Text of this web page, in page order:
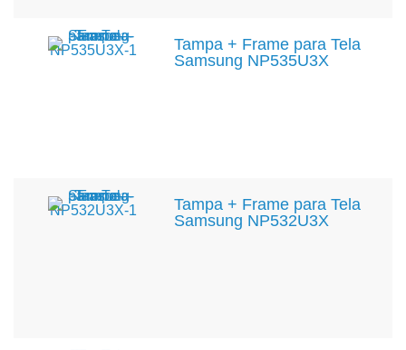
Tampa + Frame para Tela
Samsung NP535U3X
Tampa + Frame para Tela
Samsung NP532U3X